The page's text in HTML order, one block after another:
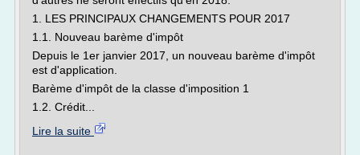
1. LES PRINCIPAUX CHANGEMENTS POUR 2017
1.1. Nouveau barème d'impôt
Depuis le 1er janvier 2017, un nouveau barème d'impôt
est d'application.
Barème d'impôt de la classe d'imposition 1
1.2. Crédit...
Lire la suite